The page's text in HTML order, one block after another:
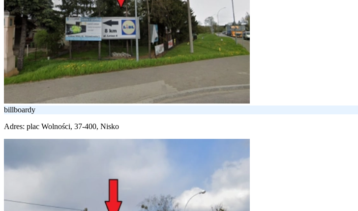
billboardy
Adres: plac Wolności, 37-400, Nisko